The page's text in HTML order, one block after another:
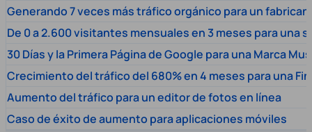
Generando 7 veces más tráfico orgánico para un
De 0 a 2.600 visitantes mensuales en 3 meses para una
30 Días y la Primera Página de Google para una Marca
Crecimiento del tráfico del 680% en 4 meses para una
Aumento del tráfico para un editor de fotos en línea
Caso de éxito de aumento para aplicaciones móviles